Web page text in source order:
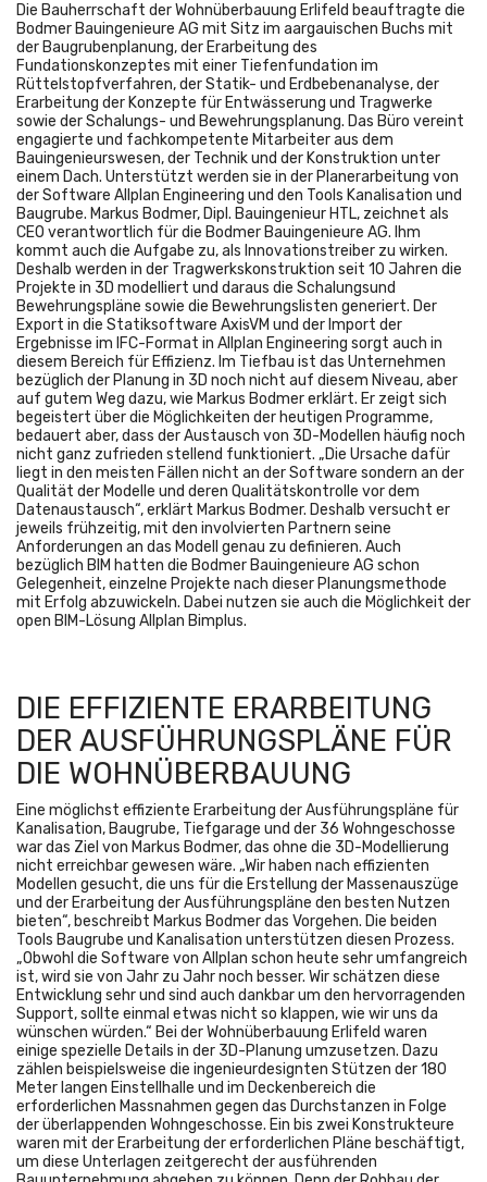
Die Bauherrschaft der Wohnüberbauung Erlifeld beauftragte die
Bodmer Bauingenieure AG mit Sitz im aargauischen Buchs mit
der Baugrubenplanung, der Erarbeitung des
Fundationskonzeptes mit einer Tiefenfundation im
Rüttelstopfverfahren, der Statik- und Erdbebenanalyse, der
Erarbeitung der Konzepte für Entwässerung und Tragwerke
sowie der Schalungs- und Bewehrungsplanung. Das Büro vereint
engagierte und fachkompetente Mitarbeiter aus dem
Bauingenieurswesen, der Technik und der Konstruktion unter
einem Dach. Unterstützt werden sie in der Planerarbeitung von
der Software Allplan Engineering und den Tools Kanalisation und
Baugrube. Markus Bodmer, Dipl. Bauingenieur HTL, zeichnet als
CEO verantwortlich für die Bodmer Bauingenieure AG. Ihm
kommt auch die Aufgabe zu, als Innovationstreiber zu wirken.
Deshalb werden in der Tragwerkskonstruktion seit 10 Jahren die
Projekte in 3D modelliert und daraus die Schalungsund
Bewehrungspläne sowie die Bewehrungslisten generiert. Der
Export in die Statiksoftware AxisVM und der Import der
Ergebnisse im IFC-Format in Allplan Engineering sorgt auch in
diesem Bereich für Effizienz. Im Tiefbau ist das Unternehmen
bezüglich der Planung in 3D noch nicht auf diesem Niveau, aber
auf gutem Weg dazu, wie Markus Bodmer erklärt. Er zeigt sich
begeistert über die Möglichkeiten der heutigen Programme,
bedauert aber, dass der Austausch von 3D-Modellen häufig noch
nicht ganz zufrieden stellend funktioniert. „Die Ursache dafür
liegt in den meisten Fällen nicht an der Software sondern an der
Qualität der Modelle und deren Qualitätskontrolle vor dem
Datenaustausch“, erklärt Markus Bodmer. Deshalb versucht er
jeweils frühzeitig, mit den involvierten Partnern seine
Anforderungen an das Modell genau zu definieren. Auch
bezüglich BIM hatten die Bodmer Bauingenieure AG schon
Gelegenheit, einzelne Projekte nach dieser Planungsmethode
mit Erfolg abzuwickeln. Dabei nutzen sie auch die Möglichkeit der
open BIM-Lösung Allplan Bimplus.
DIE EFFIZIENTE ERARBEITUNG
DER AUSFÜHRUNGSPLÄNE FÜR
DIE WOHNÜBERBAUUNG
Eine möglichst effiziente Erarbeitung der Ausführungspläne für
Kanalisation, Baugrube, Tiefgarage und der 36 Wohngeschosse
war das Ziel von Markus Bodmer, das ohne die 3D-Modellierung
nicht erreichbar gewesen wäre. „Wir haben nach effizienten
Modellen gesucht, die uns für die Erstellung der Massenauszüge
und der Erarbeitung der Ausführungspläne den besten Nutzen
bieten“, beschreibt Markus Bodmer das Vorgehen. Die beiden
Tools Baugrube und Kanalisation unterstützen diesen Prozess.
„Obwohl die Software von Allplan schon heute sehr umfangreich
ist, wird sie von Jahr zu Jahr noch besser. Wir schätzen diese
Entwicklung sehr und sind auch dankbar um den hervorragenden
Support, sollte einmal etwas nicht so klappen, wie wir uns da
wünschen würden.“ Bei der Wohnüberbauung Erlifeld waren
einige spezielle Details in der 3D-Planung umzusetzen. Dazu
zählen beispielsweise die ingenieurdesignten Stützen der 180
Meter langen Einstellhalle und im Deckenbereich die
erforderlichen Massnahmen gegen das Durchstanzen in Folge
der überlappenden Wohngeschosse. Ein bis zwei Konstrukteure
waren mit der Erarbeitung der erforderlichen Pläne beschäftigt,
um diese Unterlagen zeitgerecht der ausführenden